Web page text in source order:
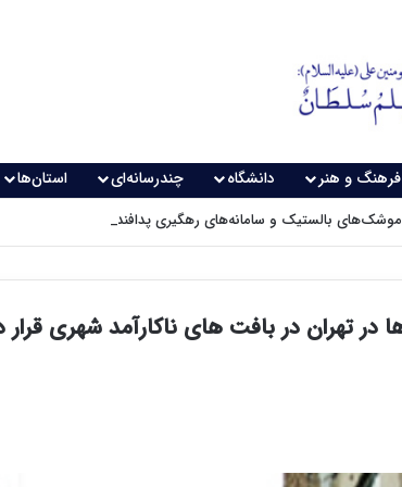
فرهنگ و هنر دانشگاه چندرسانه‌ای استان‌ها
موشک‌های بالستیک و سامانه‌های رهگیری پدافندی چگونه کار می کنند؟